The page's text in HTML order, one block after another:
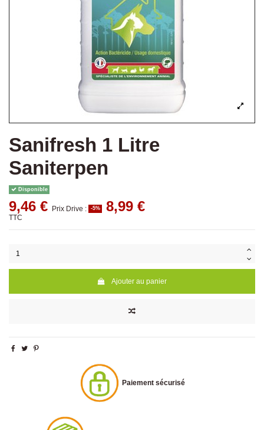
Sanifresh 1 Litre
Saniterpen
Disponible
9,46 € Prix Drive : -5% 8,99 €
TTC
Ajouter au panier
Paiement sécurisé